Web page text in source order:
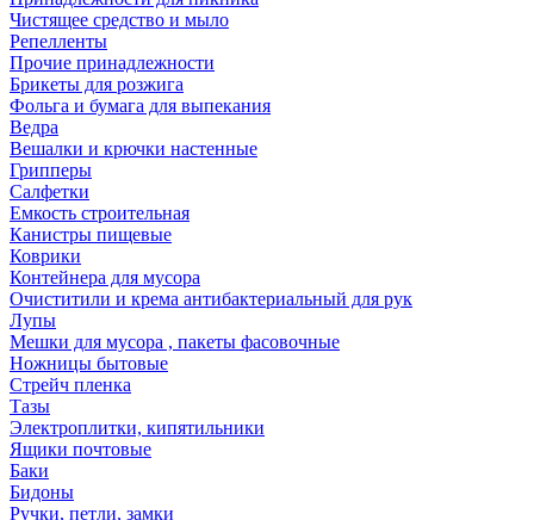
Чистящее средство и мыло
Репелленты
Прочие принадлежности
Брикеты для розжига
Фольга и бумага для выпекания
Ведра
Вешалки и крючки настенные
Грипперы
Салфетки
Емкость строительная
Канистры пищевые
Коврики
Контейнера для мусора
Очиститили и крема антибактериальный для рук
Лупы
Мешки для мусора , пакеты фасовочные
Ножницы бытовые
Стрейч пленка
Тазы
Электроплитки, кипятильники
Ящики почтовые
Баки
Бидоны
Ручки, петли, замки